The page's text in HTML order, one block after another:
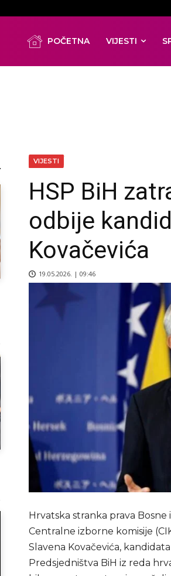
POČETNA VIJESTI
VIJESTI
HSP BiH
odbije
Kovačevića
19.05.2026. | 09:46
Hrvatska stranka prava Bosne
Centralne izborne komisije
Slavena Kovačevića,
Predsjedništva BiH iz reda